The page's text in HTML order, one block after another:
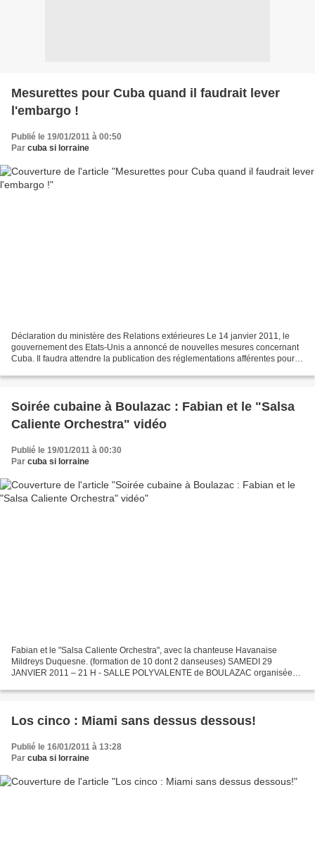
Mesurettes pour Cuba quand il faudrait lever
l'embargo !
Publié le 19/01/2011 à 00:50
Par cuba si lorraine
Déclaration du ministère des Relations extérieures Le 14 janvier 2011, le
gouvernement des Etats-Unis a annoncé de nouvelles mesures concernant
Cuba. Il faudra attendre la publication des réglementations afférentes pour
Soirée cubaine à Boulazac : Fabian et le "Salsa
Caliente Orchestra" vidéo
Publié le 19/01/2011 à 00:30
Par cuba si lorraine
Fabian et le "Salsa Caliente Orchestra", avec la chanteuse Havanaise
Mildreys Duquesne. (formation de 10 dont 2 danseuses) SAMEDI 29
JANVIER 2011 – 21 H - SALLE POLYVALENTE de BOULAZAC organisée
Los cinco : Miami sans dessus dessous!
Publié le 16/01/2011 à 13:28
Par cuba si lorraine